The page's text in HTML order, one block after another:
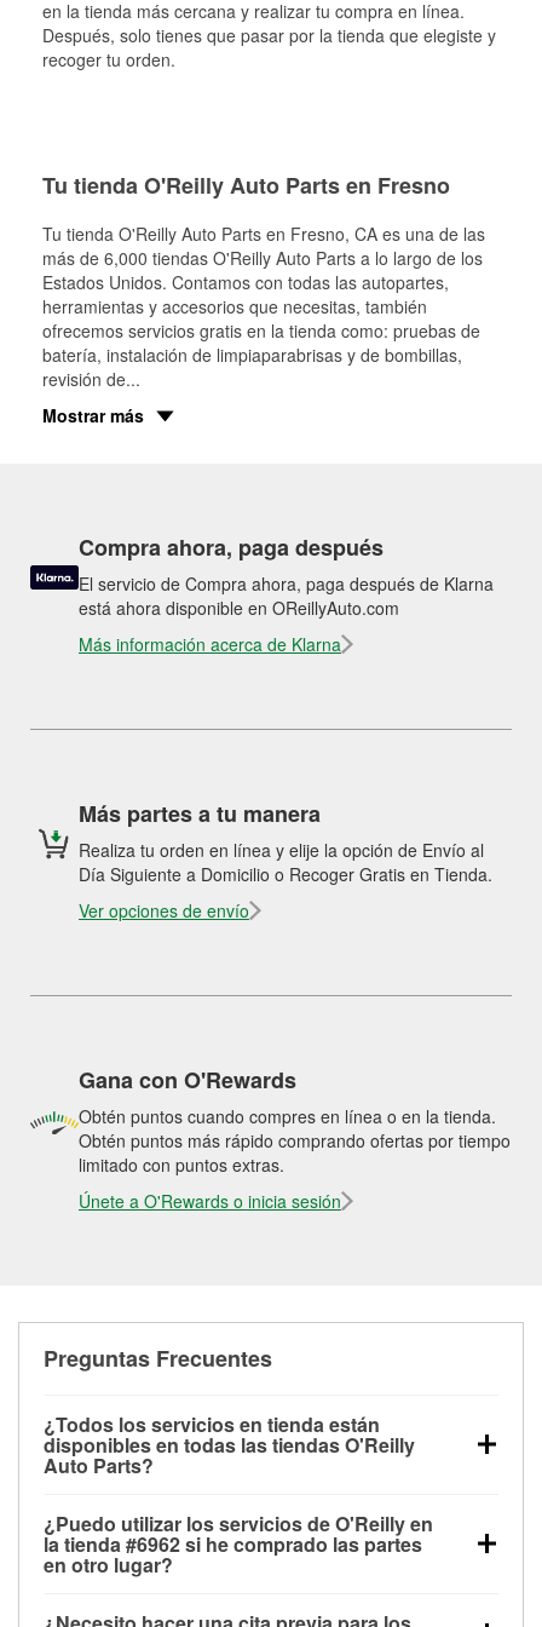
en la tienda más cercana y realizar tu compra en línea.
Después, solo tienes que pasar por la tienda que elegiste y
recoger tu orden.
Tu tienda O'Reilly Auto Parts en Fresno
Tu tienda O'Reilly Auto Parts en Fresno, CA es una de las
más de 6,000 tiendas O'Reilly Auto Parts a lo largo de los
Estados Unidos. Contamos con todas las autopartes,
herramientas y accesorios que necesitas, también
ofrecemos servicios gratis en la tienda como: pruebas de
batería, instalación de limpiaparabrisas y de bombillas,
revisión de...
Mostrar más
Compra ahora, paga después
El servicio de Compra ahora, paga después de Klarna
está ahora disponible en OReillyAuto.com
Más información acerca de Klarna
Más partes a tu manera
Realiza tu orden en línea y elije la opción de Envío al
Día Siguiente a Domicilio o Recoger Gratis en Tienda.
Ver opciones de envío
Gana con O'Rewards
Obtén puntos cuando compres en línea o en la tienda.
Obtén puntos más rápido comprando ofertas por tiempo
limitado con puntos extras.
Únete a O'Rewards o inicia sesión
Preguntas Frecuentes
¿Todos los servicios en tienda están
disponibles en todas las tiendas O'Reilly
Auto Parts?
las pruebas de batería, pruebas de alternador y
motor de arranque, revisión de la luz “Check Engine”
con O'Reilly VeriScan® e instalación de
limpiaparabrisas o bombillas, están disponibles en
¿Puedo utilizar los servicios de O'Reilly en
la tienda #6962 si he comprado las partes
en otro lugar?